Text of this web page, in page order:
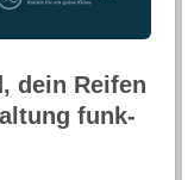
dein Rei­fen
funk­